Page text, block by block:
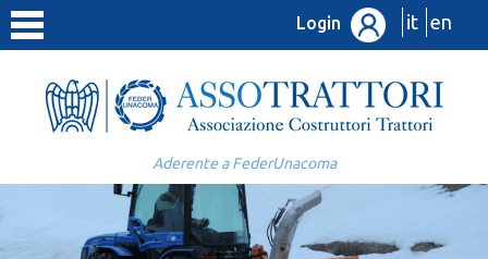
Login it en
Aderente a FederUnacoma